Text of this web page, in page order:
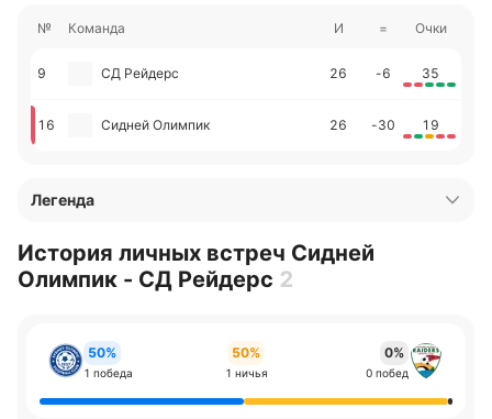
№ Команда И = Очки
9 СД Рейдерс 26 -6 35
16 Сидней Олимпик 26 -30 19
Легенда
История личных встреч Сидней
Олимпик - СД Рейдерс 2
50%
1 победа
50%
1 ничья
0%
0 побед